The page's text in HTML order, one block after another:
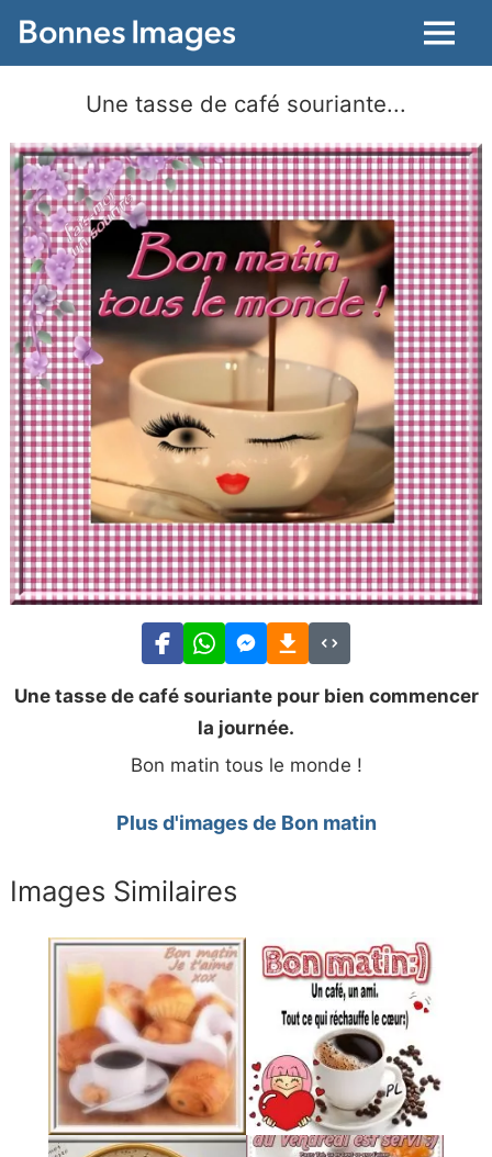
Menu
Une tasse de café souriante...
Une tasse de café souriante pour bien commencer
la journée.
Bon matin tous le monde !
Plus d'images de Bon matin
Images Similaires